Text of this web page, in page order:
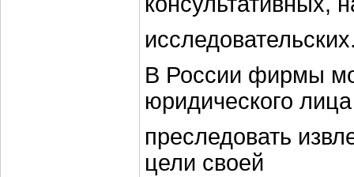
В России фирмы
юридического
преследовать
цели своей